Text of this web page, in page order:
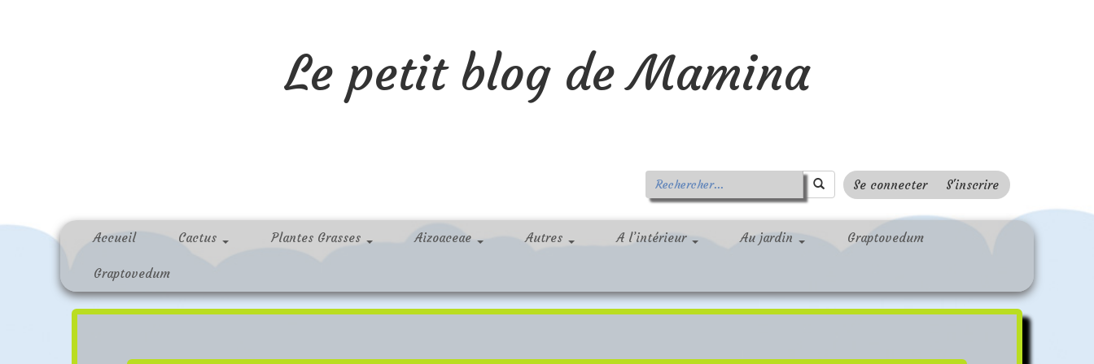
Le petit blog de Mamina
Se connecter S'inscrire
Accueil Cactus Plantes Grasses Aizoaceae Autres A l’intérieur Au jardin Graptovedum
Graptovedum